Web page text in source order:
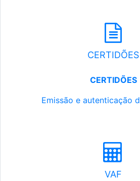
CERTIDÕES
CERTIDÕES
Emissão e autenticação
VAF